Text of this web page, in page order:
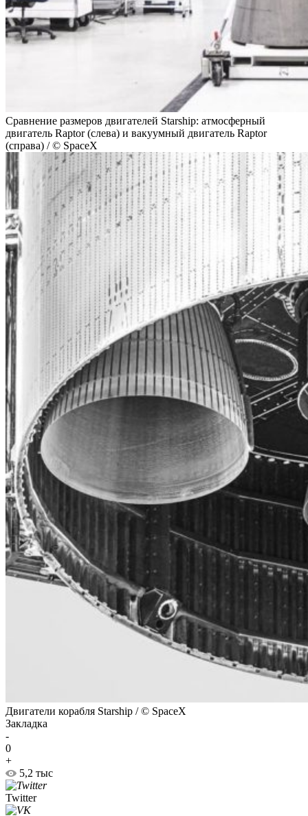
Сравнение размеров двигателей Starship: атмосферный
двигатель Raptor (слева) и вакуумный двигатель Raptor
(справа) / © SpaceX
Двигатели корабля Starship / © SpaceX
Закладка
-
0
+
5,2 тыс
Twitter